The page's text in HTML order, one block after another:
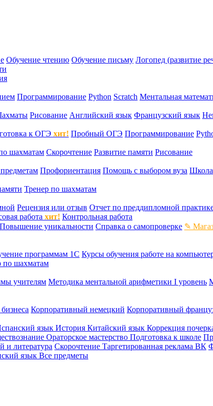
Обучение чтению Обучение письму Логопед (развитие
Программирование Python Scratch Ментальная
Рисование Английский язык Французский язык
к ОГЭ хит! Пробный ОГЭ Программирование
шахматам Скорочтение Развитие памяти Рисование
Профориентация Помощь с выбором вуза Школа
Тренер по шахматам
Рецензия или отзыв Отчет по преддипломной
работа хит! Контрольная работа
Повышение уникальности Справка о самопроверке ✎
программам 1С Курсы обучения работе на
по шахматам
учителям Методика ментальной арифметики I уровень
Корпоративный немецкий Корпоративный
язык История Китайский язык Коррекция
Ораторское мастерство Подготовка к школе
и литература Скорочтение Таргетированная реклама ВК
язык Все предметы